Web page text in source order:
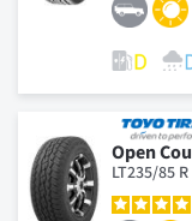
Open
LT235/85